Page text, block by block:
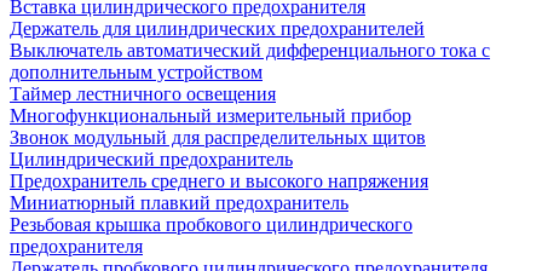
Вставка цилиндрического предохранителя
Держатель для цилиндрических предохранителей
Выключатель автоматический дифференциального тока с
дополнительным устройством
Таймер лестничного освещения
Многофункциональный измерительный прибор
Звонок модульный для распределительных щитов
Цилиндрический предохранитель
Предохранитель среднего и высокого напряжения
Миниатюрный плавкий предохранитель
Резьбовая крышка пробкового цилиндрического
предохранителя